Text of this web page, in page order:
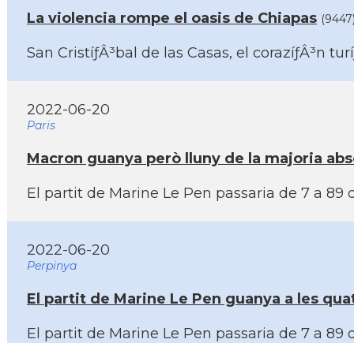
La violencia rompe el oasis de Chiapas
San CristíƒÂ³bal de las Casas, el
2022-06-20
Paris
Macron guanya però lluny de la majoria
El partit de Marine Le Pen passaria de 7 a
2022-06-20
Perpinya
El partit de Marine Le Pen guanya a les
El partit de Marine Le Pen passaria de 7 a